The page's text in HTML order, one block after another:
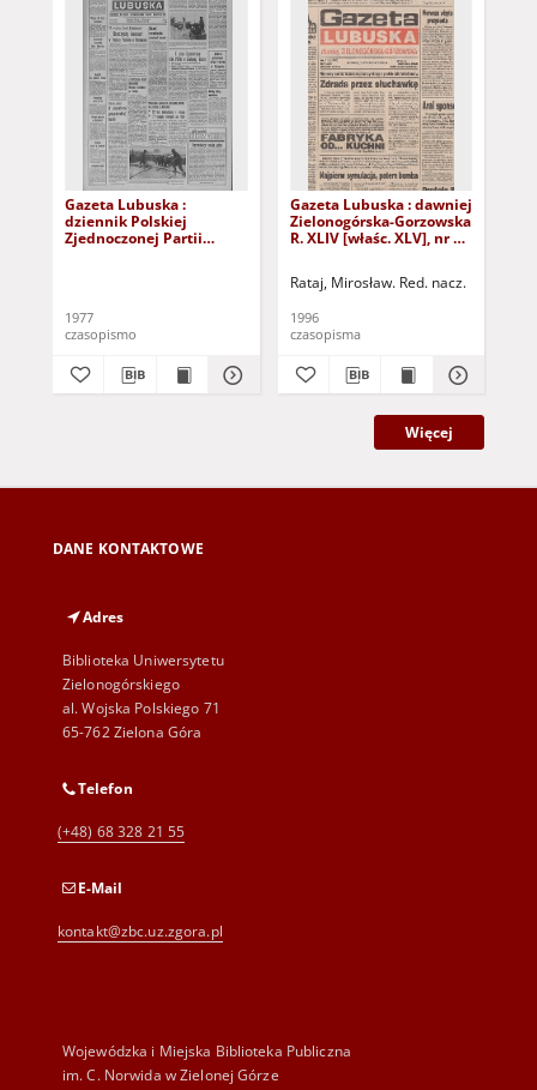
Gazeta Lubuska :
dziennik Polskiej
Zjednoczonej Partii
1977
czasopismo
Gazeta Lubuska : dawniej
Zielonogórska-Gorzowska
R. XLIV [właśc. XLV], nr 52
Rataj, Mirosław. Red. nacz.
1996
czasopisma
Więcej
DANE KONTAKTOWE
Adres
Biblioteka Uniwersytetu
Zielonogórskiego
al. Wojska Polskiego 71
65-762 Zielona Góra
Telefon
(+48) 68 328 21 55
E-Mail
kontakt@zbc.uz.zgora.pl
Wojewódzka i Miejska Biblioteka Publiczna
im. C. Norwida w Zielonej Górze